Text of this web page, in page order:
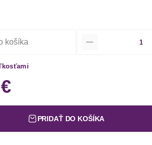
košíka
PRIDAŤ DO KOŠÍKA